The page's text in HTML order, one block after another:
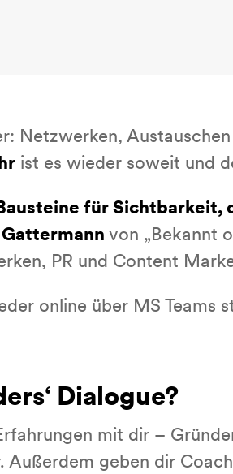
Netzwerken,
ist es wieder soweit und
für Sichtbarkeit,
von „Bekannt
PR und Content
online über MS Teams
Dialogue?
mit dir –
Außerdem geben dir